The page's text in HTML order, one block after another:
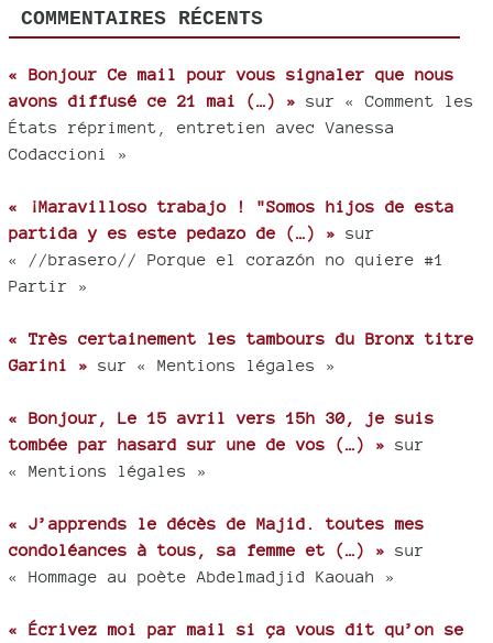
COMMENTAIRES RÉCENTS
« Bonjour Ce mail pour vous signaler que nous
avons diffusé ce 21 mai (…) » sur « Comment les
États répriment, entretien avec Vanessa
Codaccioni »
« ¡Maravilloso trabajo ! "Somos hijos de esta
partida y es este pedazo de (…) » sur
« //brasero// Porque el corazón no quiere #1
Partir »
« Très certainement les tambours du Bronx titre
Garini » sur « Mentions légales »
« Bonjour, Le 15 avril vers 15h 30, je suis
tombée par hasard sur une de vos (…) » sur
« Mentions légales »
« J’apprends le décès de Majid. toutes mes
condoléances à tous, sa femme et (…) » sur
« Hommage au poète Abdelmadjid Kaouah »
« Écrivez moi par mail si ça vous dit qu’on se